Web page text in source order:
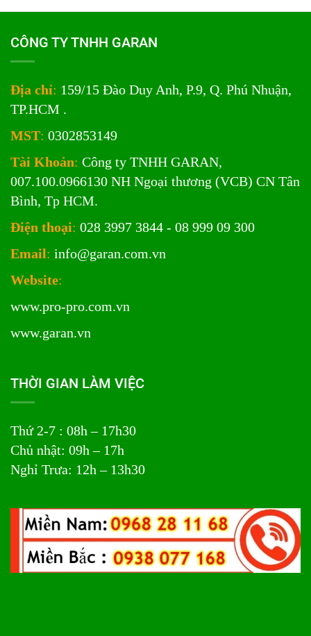
CÔNG TY TNHH GARAN
Địa chỉ: 159/15 Đào Duy Anh, P.9, Q. Phú Nhuận,
TP.HCM .
MST: 0302853149
Tài Khoản: Công ty TNHH GARAN,
007.100.0966130 NH Ngoại thương (VCB) CN Tân
Bình, Tp HCM.
Điện thoại: 028 3997 3844 - 08 999 09 300
Email: info@garan.com.vn
Website:
www.pro-pro.com.vn
www.garan.vn
THỜI GIAN LÀM VIỆC
Thứ 2-7 : 08h – 17h30
Chủ nhật: 09h – 17h
Nghỉ Trưa: 12h – 13h30